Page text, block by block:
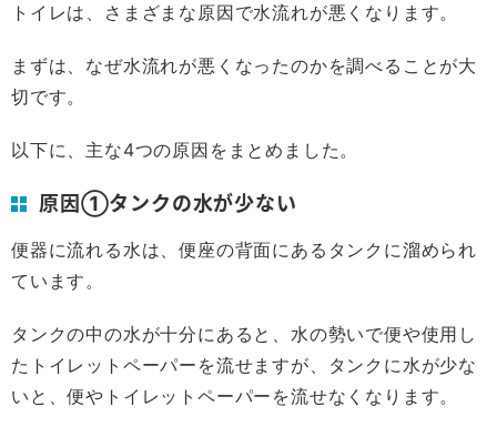
トイレは、さまざまな原因で水流れが悪くなります。
まずは、なぜ水流れが悪くなったのかを調べることが大
切です。
以下に、主な4つの原因をまとめました。
原因①タンクの水が少ない
便器に流れる水は、便座の背面にあるタンクに溜められ
ています。
タンクの中の水が十分にあると、水の勢いで便や使用し
たトイレットペーパーを流せますが、タンクに水が少な
いと、便やトイレットペーパーを流せなくなります。